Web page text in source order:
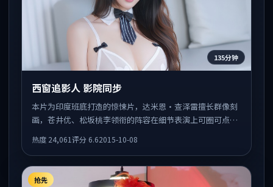
135分钟
西窗追影人 影院同步
本片为印度班底打造的惊悚片，达米恩·查泽雷擅长群像刻
画，苍井优、松坂桃李领衔的阵容在细节表演上可圈可点。
热度 24,061评分 6.62015-10-08
抢先